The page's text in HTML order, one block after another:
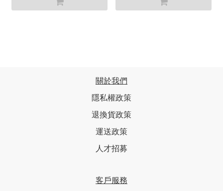
關於我們
隱私權政策
退換貨政策
運送政策
人才招募
客戶服務